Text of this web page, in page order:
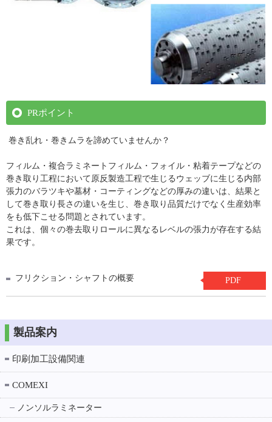
PRポイント
巻き乱れ・巻きムラを諦めていませんか？
フィルム・複合ラミネートフィルム・フォイル・粘着テープなどの
巻き取り工程において原反製造工程で生じるウェッブに生じる内部
張力のバラツキや墓材・コーティングなどの厚みの違いは、結果と
して巻き取り長さの違いを生じ、巻き取り品質だけでなく生産効率
をも低下こせる問題とされています。
これは、個々の巻去取りロールに異なるレベルの張力が存在する結
果です。
フリクション・シャフトの概要 PDF
製品案内
印刷加工設備関連
COMEXI
ノンソルラミネーター